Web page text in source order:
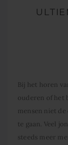
Bij het horen
ouderen of het
mensen niet
te gaan. Veel
steeds meer